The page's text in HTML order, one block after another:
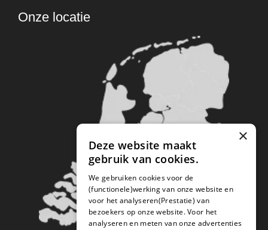
Onze locatie
×
Deze website maakt
gebruik van cookies.
We gebruiken cookies voor de
(functionele)werking van onze website en
voor het analyseren(Prestatie) van
bezoekers op onze website. Voor het
analyseren en meten van onze advertenties